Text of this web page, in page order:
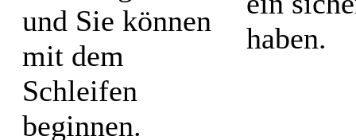
und Sie können
mit dem
Schleifen
beginnen.
haben.